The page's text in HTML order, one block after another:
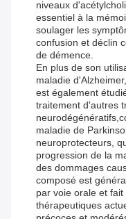
niveaux
essentiel à la
soulager les
confusion et déclin
de démence.
En plus de son
maladie
est également
traitement d'autres
maladie de
neuroprotecteurs,
progression de la
des dommages
composé est
par voie orale et
thérapeutiques